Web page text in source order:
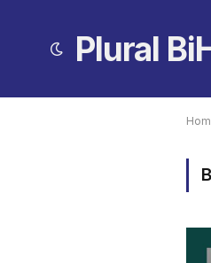
Plural